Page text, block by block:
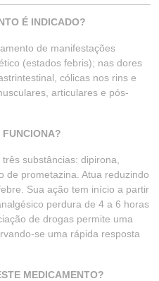
É INDICADO?
de manifestações
(estados febris); nas dores
cólicas nos rins e
articulares e pós-
FUNCIONA?
substâncias: dipirona,
de prometazina. Atua reduzindo
Sua ação tem início a partir
perdura de 4 a 6 horas
de drogas permite uma
se uma rápida resposta
MEDICAMENTO?